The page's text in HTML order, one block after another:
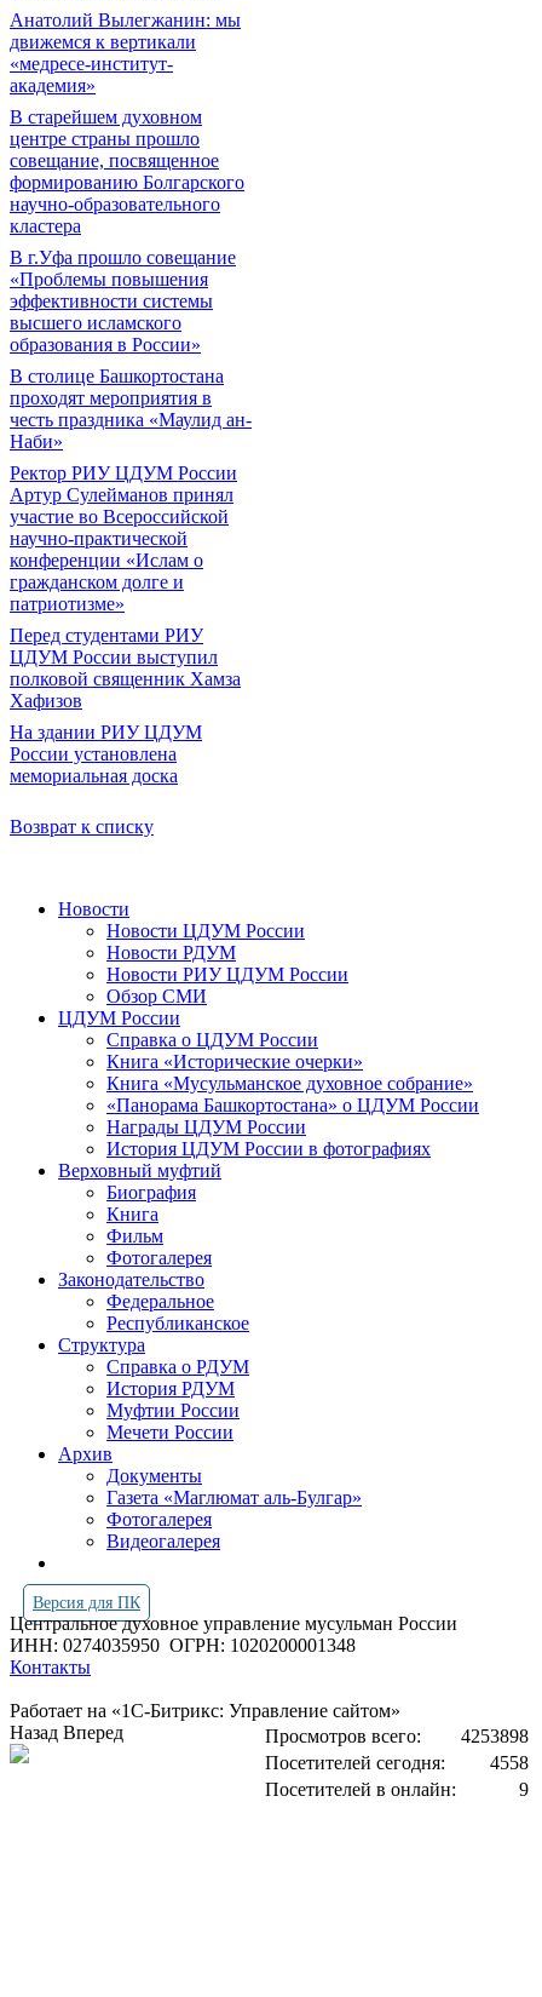
Анатолий Вылегжанин: мы
движемся к вертикали
«медресе-институт-
академия»
В старейшем духовном
центре страны прошло
совещание, посвященное
формированию Болгарского
научно-образовательного
кластера
В г.Уфа прошло совещание
«Проблемы повышения
эффективности системы
высшего исламского
образования в России»
В столице Башкортостана
проходят мероприятия в
честь праздника «Маулид ан-
Наби»
Ректор РИУ ЦДУМ России
Артур Сулейманов принял
участие во Всероссийской
научно-практической
конференции «Ислам о
гражданском долге и
патриотизме»
Перед студентами РИУ
ЦДУМ России выступил
полковой священник Хамза
Хафизов
На здании РИУ ЦДУМ
России установлена
мемориальная доска
Возврат к списку
Новости
Новости ЦДУМ России
Новости РДУМ
Новости РИУ ЦДУМ России
Обзор СМИ
ЦДУМ России
Справка о ЦДУМ России
Книга «Исторические очерки»
Книга «Мусульманское духовное собрание»
«Панорама Башкортостана» о ЦДУМ России
Награды ЦДУМ России
История ЦДУМ России в фотографиях
Верховный муфтий
Биография
Книга
Фильм
Фотогалерея
Законодательство
Федеральное
Республиканское
Структура
Справка о РДУМ
История РДУМ
Муфтии России
Мечети России
Архив
Документы
Газета «Маглюмат аль-Булгар»
Фотогалерея
Видеогалерея
Версия для ПК
Центральное духовное управление мусульман России
ИНН: 0274035950 ОГРН: 1020200001348
Контакты
Работает на «1С-Битрикс: Управление сайтом»
Просмотров всего:
4253898
Посетителей сегодня:
4558
Посетителей в онлайн:
9
Назад Вперед